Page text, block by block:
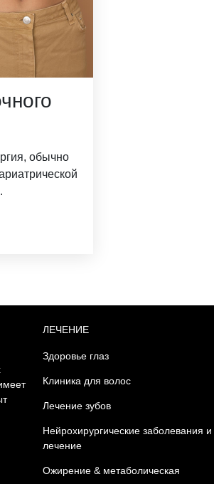
обычно
ЛЕЧЕНИЕ
Здоровье глаз
Клиника для волос
Лечение зубов
Нейрохирургические заболевания и
лечение
Ожирение & метаболическая